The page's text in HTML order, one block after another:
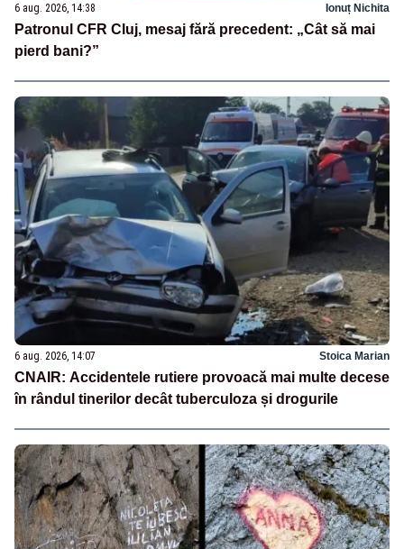
6 aug. 2026, 14:38 Ionuț Nichita
Patronul CFR Cluj, mesaj fără precedent: „Cât să mai
pierd bani?”
6 aug. 2026, 14:07 Stoica Marian
CNAIR: Accidentele rutiere provoacă mai multe decese
în rândul tinerilor decât tuberculoza și drogurile